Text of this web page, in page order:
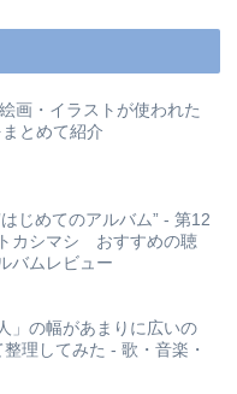
画・イラストが使われた
とめて紹介
はじめてのアルバム” - 第12
カシマシ おすすめの聴
バムレビュー
」の幅があまりに広いの
理してみた - 歌・音楽・